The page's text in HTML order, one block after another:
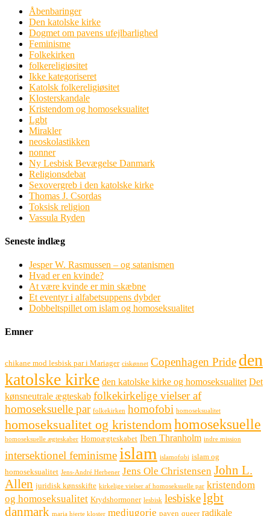
Åbenbaringer
Den katolske kirke
Dogmet om pavens ufejlbarlighed
Feminisme
Folkekirken
folkereligiøsitet
Ikke kategoriseret
Katolsk folkereligiøsitet
Klosterskandale
Kristendom og homoseksualitet
Lgbt
Mirakler
neoskolastikken
nonner
Ny Lesbisk Bevægelse Danmark
Religionsdebat
Sexovergreb i den katolske kirke
Thomas J. Csordas
Toksisk religion
Vassula Ryden
Seneste indlæg
Jesper W. Rasmussen – og satanismen
Hvad er en kvinde?
At være kvinde er min skæbne
Et eventyr i alfabetsuppens dybder
Dobbeltspillet om islam og homoseksualitet
Emner
chikane mod lesbisk par i Mariager ciskønnet Copenhagen Pride den
katolske kirke den katolske kirke og homoseksualitet Det
kønsneutrale ægteskab folkekirkelige vielser af
homoseksuelle par folkekirken homofobi homoseksualitet
homoseksualitet og kristendom homoseksuelle
homoseksuelle ægteskaber Homoægteskabet Iben Thranholm indre mission
intersektionel feminisme islam islamofobi islam og
homoseksualitet Jens-André Herbener Jens Ole Christensen John L.
Allen juridisk kønsskifte kirkelige vielser af homoseksuelle par kristendom
og homoseksualitet Krydshormoner lesbisk lesbiskelgbt
danmark maria hjerte kloster medjugorje paven queer radikale